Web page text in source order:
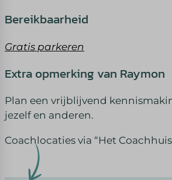
Bereikbaarheid
Gratis parkeren
Extra opmerking van Raymon
Plan een vrijblijvend
jezelf en anderen.
Coachlocaties via “Het